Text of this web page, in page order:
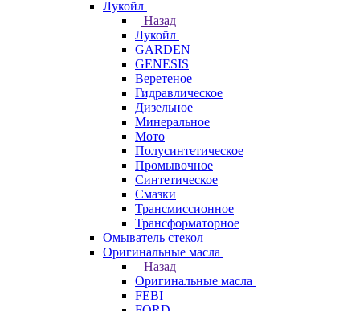
Лукойл
Назад
Лукойл
GARDEN
GENESIS
Веретеное
Гидравлическое
Дизельное
Минеральное
Мото
Полусинтетическое
Промывочное
Синтетическое
Смазки
Трансмиссионное
Трансформаторное
Омыватель стекол
Оригинальные масла
Назад
Оригинальные масла
FEBI